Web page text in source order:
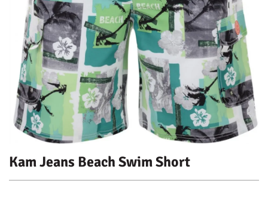
Kam Jeans Beach Swim Short